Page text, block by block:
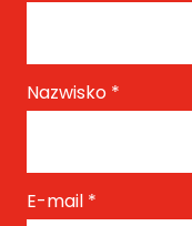
Nazwisko *
E-mail *